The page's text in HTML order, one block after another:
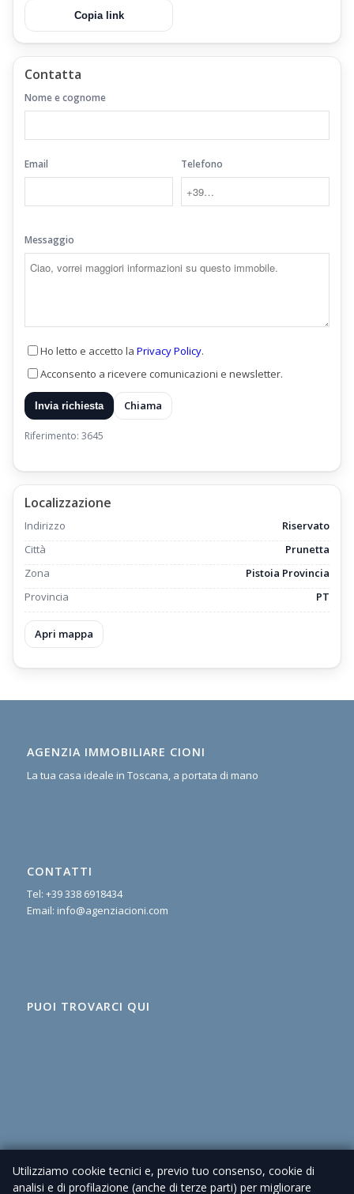
Copia link
Contatta
Nome e cognome
Email Telefono
Messaggio
Ho letto e accetto la Privacy Policy.
Acconsento a ricevere comunicazioni e newsletter.
Invia richiesta Chiama
Riferimento: 3645
Localizzazione
Indirizzo
Riservato
Città
Prunetta
Zona
Pistoia Provincia
Provincia
PT
Apri mappa
AGENZIA IMMOBILIARE CIONI
La tua casa ideale in Toscana, a portata di mano
CONTATTI
Tel: +39 338 6918434
Email: info@agenziacioni.com
PUOI TROVARCI QUI
Utilizziamo cookie tecnici e, previo tuo consenso, cookie di
analisi e di profilazione (anche di terze parti) per migliorare